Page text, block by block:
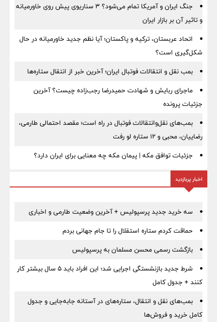
جنگ ایران و آمریکا تمام می‌شود؟ ۳ سناریوی پیش روی خاورمیانه
و تاثیر آن بر بازار ایران
اتحاد عربستان، ترکیه و پاکستان؛ آیا نظم جدید خاورمیانه در حال
شکل‌گیری است؟
بمب نقل‌ و انتقالات فوتبال ایران؛ آخرین خبر از انتقال ستاره‌ها
ماجرای ربایش و شهادت حمیدرضا رجب‌زاده چیست؟ آخرین
جزئیات پرونده
بمب‌های نقل‌وانتقالات فوتبال در راه است؛ مقصد احتمالی طارمی،
رضاییان، محبی و ۱۲ ستاره لو رفت
جزئیات توافق مکه | پیمان مکه چه معنایی برای ایران دارد؟
اخبار پربازدید
سه خرید جدید پرسپولیس + آخرین وضعیت طارمی و اخباری
حماقت کردم ستاره استقلال را تا جام جهانی بردم
بازگشت رسمی محسن مسلمان به پرسپولیس
شرط جدید بازنشستگی اجرایی شد؛ این افراد باید ۵ سال بیشتر کار
کنند + جدول کامل
بمب‌های نقل و انتقال، ستاره‌های در آستانه جابه‌جایی و جدول
کامل خرید و فروش‌ها